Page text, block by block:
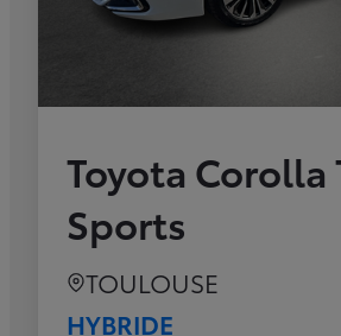
Toyota Corolla
Sports
TOULOUSE
HYBRIDE